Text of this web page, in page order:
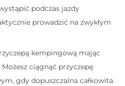
podczas jazdy
prowadzić na zwykłym
kempingową mając
ciągnąć przyczepę
gdy dopuszczalna całkowita